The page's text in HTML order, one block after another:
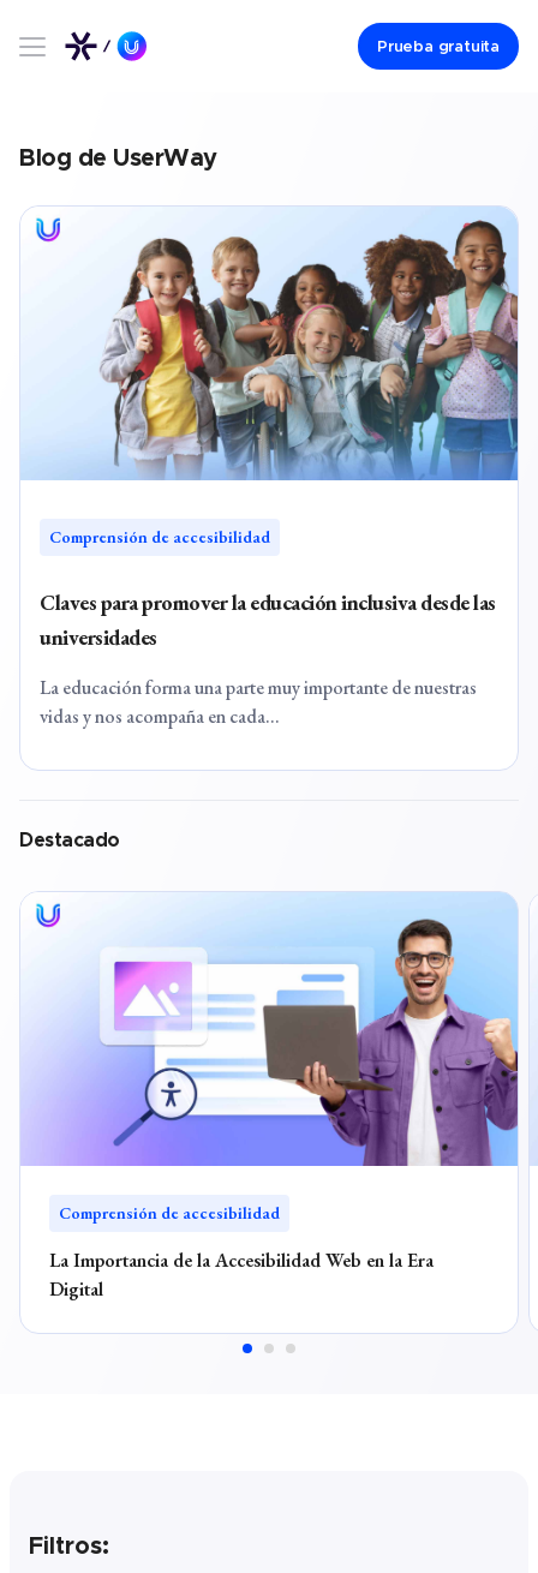
Prueba gratuita
Blog de UserWay
Comprensión de accesibilidad
Claves para promover la educación inclusiva desde las
universidades
La educación forma una parte muy importante de nuestras
vidas y nos acompaña en cada...
Destacado
Comprensión de accesibilidad
La Importancia de la Accesibilidad Web en la Era
Digital
Filtros: